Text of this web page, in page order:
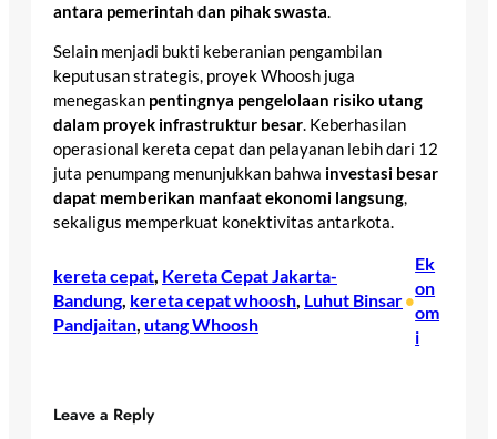
antara pemerintah dan pihak swasta.
Selain menjadi bukti keberanian pengambilan
keputusan strategis, proyek Whoosh juga
menegaskan pentingnya pengelolaan risiko utang
dalam proyek infrastruktur besar. Keberhasilan
operasional kereta cepat dan pelayanan lebih dari 12
juta penumpang menunjukkan bahwa investasi besar
dapat memberikan manfaat ekonomi langsung,
sekaligus memperkuat konektivitas antarkota.
kereta cepat, Kereta Cepat Jakarta-
Bandung, kereta cepat whoosh, Luhut Binsar
Pandjaitan, utang Whoosh
•
Ek
on
om
i
Leave a Reply